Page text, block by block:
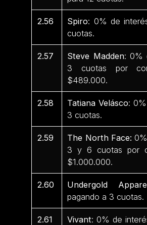
2.56 Spiro: 0% de
cuotas.
2.57 Steve Madden: 0%
3 cuotas por
$489.000.
2.58 Tatiana Velásco:
3 cuotas.
2.59 The North Face:
3 y 6 cuotas por
$1.000.000.
2.60 Undergold
pagando a 3 cuotas.
2.61 Vivant: 0% de